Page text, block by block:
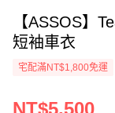
【ASSOS】
短袖車衣
宅配滿NT$1,800免運
NT$5,500